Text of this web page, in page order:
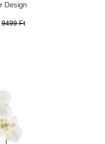
Design
9499 Ft